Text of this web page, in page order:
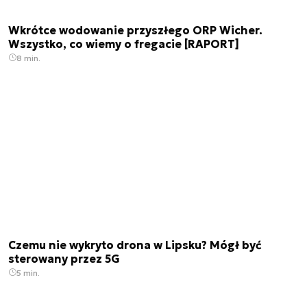
Wkrótce wodowanie przyszłego ORP Wicher.
Wszystko, co wiemy o fregacie [RAPORT]
8 min.
Czemu nie wykryto drona w Lipsku? Mógł być
sterowany przez 5G
5 min.